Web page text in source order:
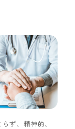
ず、精神的、